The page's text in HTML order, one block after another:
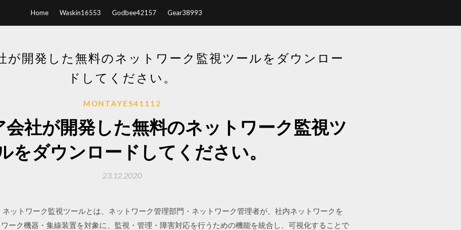
Home Waskin16553 Godbee42157 Gear38993
が開発した無料のネットワーク監視ツールをダウンロー
ドしてください。
MONTAYES41112
会社が開発した無料のネットワーク監視ツ
をダウンロードしてください。
23.12.2020
ットワーク監視ツールとは、ネットワーク管理部門・ネットワーク管理者が、社内ネットワークを
ーク機器・集線装置を対象に、監視・管理・障害対応を行うための機能を統合し、可視化することで